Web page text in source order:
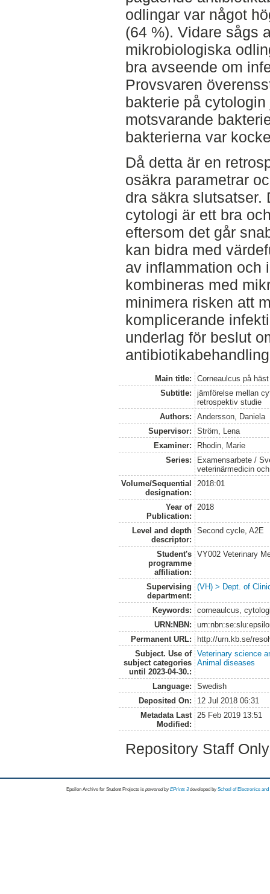
odlingar var något
(64 %). Vidare sågs
mikrobiologiska
bra avseende om
Provsvaren
bakterie på
motsvarande
bakterierna var
Då detta är en
osäkra parametrar
dra säkra slutsatser.
cytologi är ett bra
eftersom det går
kan bidra med
av inflammation och
kombineras med
minimera risken att
komplicerande
underlag för beslut
Main title:
Corneaulcus på häst
Subtitle:
jämförelse mellan
retrospektiv studie
Authors:
Andersson, Daniela
Supervisor:
Ström, Lena
Examiner:
Rhodin, Marie
Series:
Examensarbete /
veterinärmedicin
Volume/Sequential
designation:
2018:01
Year of
Publication:
2018
Level and depth
descriptor:
Second cycle, A2E
Student's
programme
affiliation:
VY002 Veterinary
Supervising
department:
(VH) > Dept. of
Keywords:
corneaulcus,
URN:NBN:
Permanent URL:
http://urn.kb.se/
Subject. Use of
subject categories
until 2023-04-30.:
Veterinary science
Animal diseases
Language:
Swedish
Deposited On:
12 Jul 2018 06:31
Metadata Last
Modified:
25 Feb 2019 13:51
Repository Staff
Epsilon Archive for Student Projects is powored byEPrints 3 developed by School of Electronics